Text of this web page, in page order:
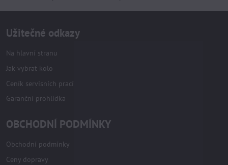
Užitečné odkazy
Na hlavní stranu
Jak vybrat kolo
Ceník servisních prací
Garanční prohlídka
OBCHODNÍ PODMÍNKY
Obchodní podmínky
Ceny dopravy